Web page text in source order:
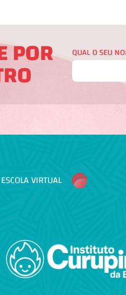
POR QUAL O SEU
ESCOLA VIRTUAL